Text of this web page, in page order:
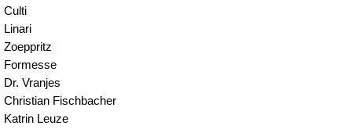
Culti
Linari
Zoeppritz
Formesse
Dr. Vranjes
Christian Fischbacher
Katrin Leuze